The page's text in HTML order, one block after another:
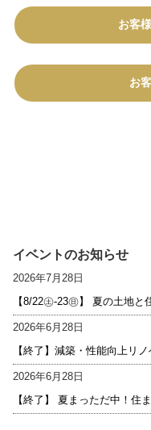
お客
お
イベントのお知らせ
2026年7月28日
【8/22㊏-23㊐】 夏の土地と
2026年6月28日
【終了】減築・性能向上リ
2026年6月28日
【終了】 夏まっただ中！住